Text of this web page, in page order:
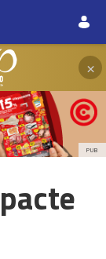
×
PUB